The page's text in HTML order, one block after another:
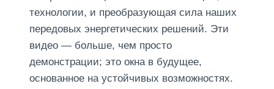
технологии, и преобразующая сила наших
передовых энергетических решений. Эти
видео — больше, чем просто
демонстрации; это окна в будущее,
основанное на устойчивых возможностях.